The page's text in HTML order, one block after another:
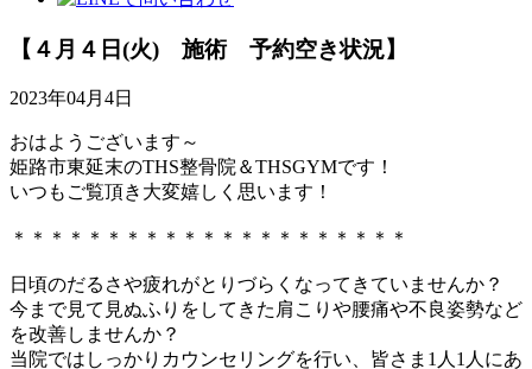
【４月４日(火) 施術 予約空き状況】
2023年04月4日
おはようございます～
姫路市東延末のTHS整骨院＆THSGYMです！
いつもご覧頂き大変嬉しく思います！
＊＊＊＊＊＊＊＊＊＊＊＊＊＊＊＊＊＊＊＊＊
日頃のだるさや疲れがとりづらくなってきていませんか？
今まで見て見ぬふりをしてきた肩こりや腰痛や不良姿勢など
を改善しませんか？
当院ではしっかりカウンセリングを行い、皆さま1人1人にあ